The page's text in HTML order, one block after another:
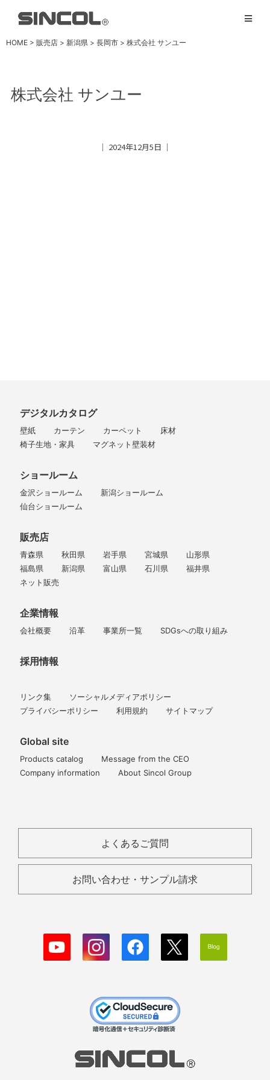
HOME > 販売店 > 新潟県 > 長岡市 > 株式会社 サンユー
株式会社 サンユー
│ 2024年12月5日 │
デジタルカタログ
壁紙 カーテン カーペット
床材
椅子生地・家具
マグネット壁装材
ショールーム
金沢ショールーム
新潟ショールーム
仙台ショールーム
販売店
青森県 秋田県 岩手県 宮城県
山形県
福島県
新潟県 富山県 石川県
福井県
ネット販売
企業情報
会社概要 沿革 事業所一覧 SDGsへの取り組み
採用情報
リンク集
ソーシャルメディアポリシー
プライバシーポリシー
利用規約 サイトマップ
Global site
Products catalog
Message from the CEO
Company information
About Sincol Group
よくあるご質問
お問い合わせ・サンプル請求